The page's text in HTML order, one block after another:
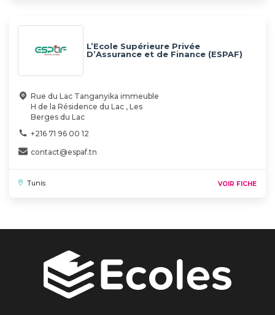
L’Ecole Supérieure Privée
D’Assurance et de Finance (ESPAF)
Rue du Lac Tanganyika immeuble
H de la Résidence du Lac , Les
Berges du Lac
+216 71 96 00 12
contact@espaf.tn
Tunis VOIR FICHE